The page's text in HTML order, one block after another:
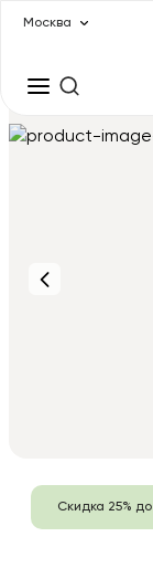
Москва
Скидка 25% до